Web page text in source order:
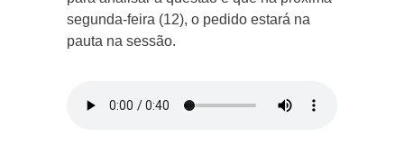
segunda-feira (12), o pedido estará na
pauta na sessão.